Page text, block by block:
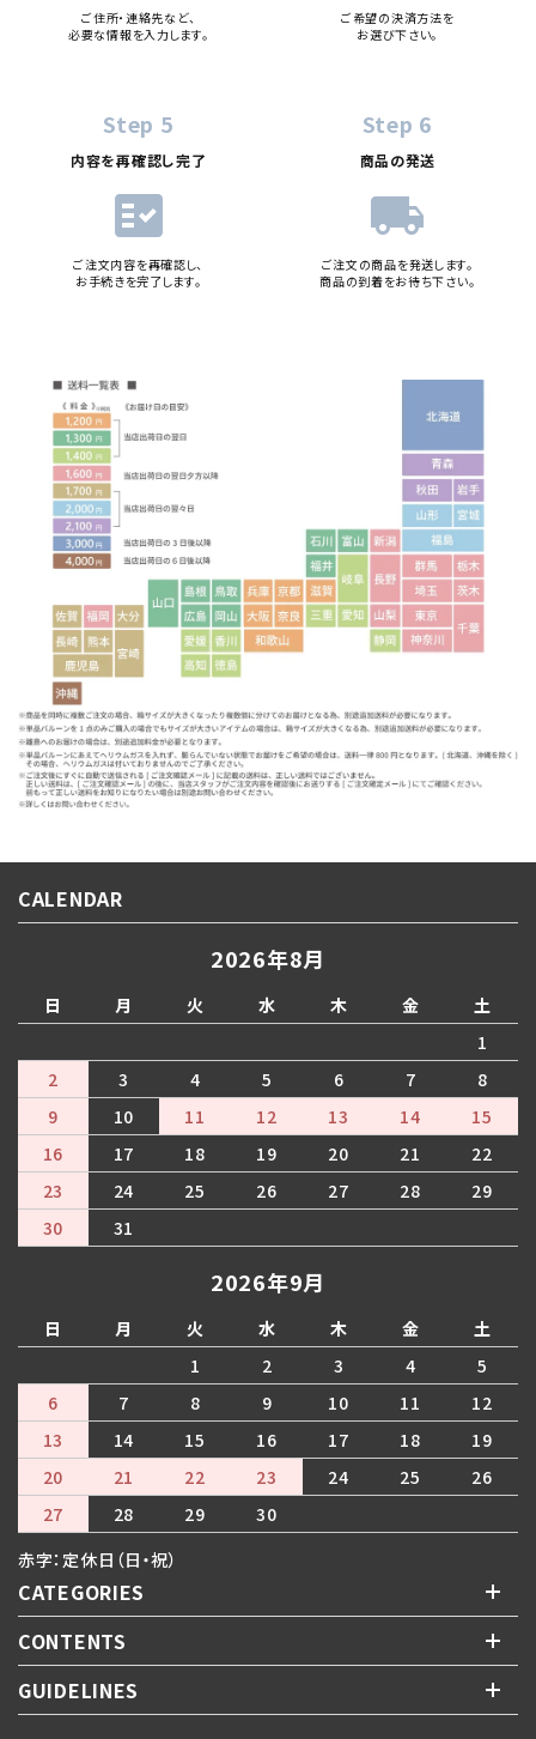
ご住所・連絡先など、
必要な情報を入力します。
ご希望の決済方法を
お選び下さい。
Step 5
内容を再確認し完了
fact_check
ご注文内容を再確認し、
お手続きを完了します。
Step 6
商品の発送
local_shipping
ご注文の商品を発送します。
商品の到着をお待ち下さい。
CALENDAR
2026年8月
日 月 火 水 木 金
土
1
2
3 4 5 6 7
8
9
10 11 12 13 14
15
16
17 18 19 20 21
22
23
24 25 26 27 28
29
30
31
2026年9月
日 月 火 水 木 金
土
1
2 3 4
5
6
7 8 9 10 11
12
13
14 15 16 17 18
19
20
21 22 23 24 25
26
27
28 29
30
赤字：定休日（日・祝）
CATEGORIES
CONTENTS
GUIDELINES